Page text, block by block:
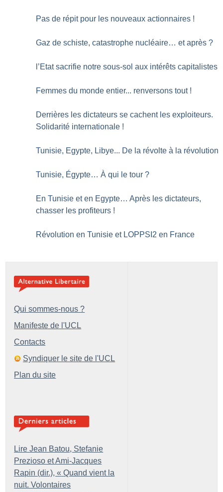
Pas de répit pour les nouveaux actionnaires !
Gaz de schiste, catastrophe nucléaire… et après ?
l’Etat sacrifie notre sous-sol aux intérêts capitalistes
Femmes du monde entier... renversons tout !
Derrières les dictateurs se cachent les exploiteurs.
Solidarité internationale !
Tunisie, Egypte, Libye... De la révolte à la révolution
Tunisie, Égypte… À qui le tour ?
En Tunisie et en Egypte… Après les dictateurs,
chasser les profiteurs !
Révolution en Tunisie et LOPPSI2 en France
Qui sommes-nous ?
Manifeste de l'UCL
Contacts
Syndiquer le site de l'UCL
Plan du site
Lire Jean Batou, Stefanie
Prezioso et Ami-Jacques
Rapin (dir.), « Quand vient la
nuit. Volontaires